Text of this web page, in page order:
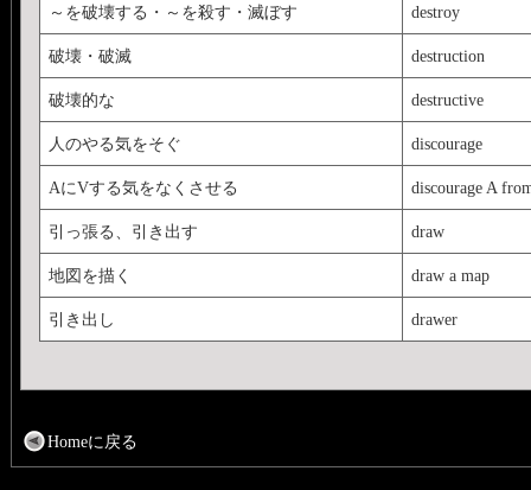
～を破壊する・～を殺す・滅ぼす destroy
破壊・破滅 destruction
破壊的な destructive
人のやる気をそぐ discourage
AにVする気をなくさせる discourage A
引っ張る、引き出す draw
地図を描く draw a map
引き出し drawer
Homeに戻る